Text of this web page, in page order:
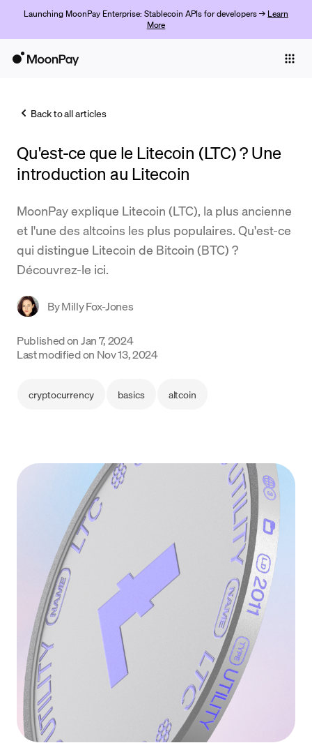
Launching MoonPay Enterprise: Stablecoin APIs for developers → Learn
More
Trade
Company
Crypto Prices
Learn
Support
Language
Back to all articles
Qu'est-ce que le Litecoin (LTC) ? Une
introduction au Litecoin
MoonPay explique Litecoin (LTC), la plus ancienne
et l'une des altcoins les plus populaires. Qu'est-ce
qui distingue Litecoin de Bitcoin (BTC) ?
Découvrez-le ici.
ByMilly Fox-Jones
Published onJan 7, 2024
Last modified on Nov 13, 2024
cryptocurrency basics altcoin